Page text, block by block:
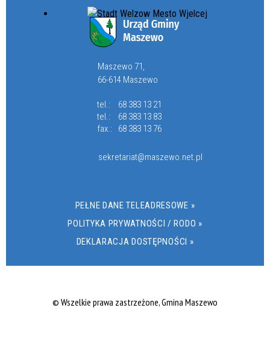
Maszewo 71,
66-614 Maszewo
tel.:
68 383 13 21
tel.:
68 383 13 83
fax.:
68 383 13 76
sekretariat@maszewo.net.pl
PEŁNE DANE TELEADRESOWE »
POLITYKA PRYWATNOŚCI / RODO »
DEKLARACJA DOSTĘPNOŚCI »
© Wszelkie prawa zastrzeżone, Gmina Maszewo